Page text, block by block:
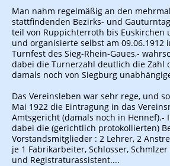
Man nahm regelmäßig an den
stattfindenden Bezirks- und
teil von Ruppichterroth bis Euskirchen
und organisierte selbst am 09.06.1912
Turnfest des Sieg-Rhein-Gaues,-
dabei die Turnerzahl deutlich die Zahl
damals noch von Siegburg
Das Vereinsleben war sehr rege, und
Mai 1922 die Eintragung in das
Amtsgericht (damals noch in Hennef).-
dabei die (gerichtlich protokollierten)
Vorstandsmitglieder : 2 Lehrer, 2
je 1 Fabrikarbeiter, Schlosser, Schmlzer
und Registraturassistent....